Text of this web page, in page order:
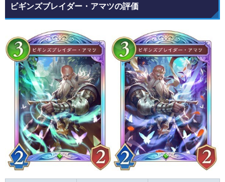
ビギンズブレイダー・アマツの評価